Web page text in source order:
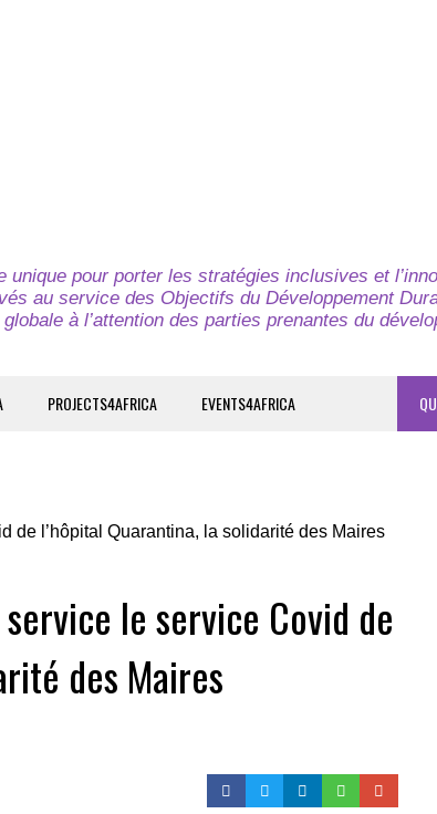
unique pour porter les stratégies inclusives et
au service des Objectifs du Développement
à l’attention des parties prenantes du
PROJECTS4AFRICA EVENTS4AFRICA
le service Covid de
des Maires